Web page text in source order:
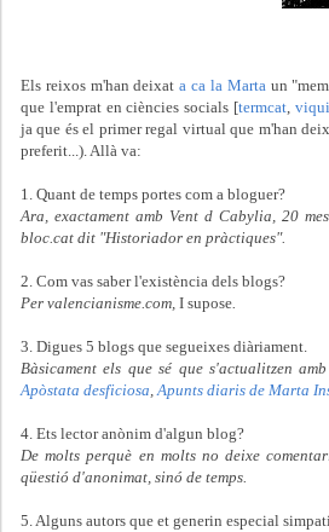
Els reixos m'han deixata ca la Martaun
que l'emprat en ciències socials [termcat,
ja que és el primer regal virtual que m'han
preferit...). Allà va:
1. Quant de temps portes com a bloguer?
Ara, exactament amb Vent d Cabylia, 20
bloc.cat dit "Historiador en pràctiques".
2. Com vas saber l'existència dels blogs?
Per valencianisme.com, I supose.
3. Digues 5 blogs que segueixes diàriament.
Bàsicament els que sé que s'actualitzen
Apòstata desficiosa,Apunts diaris de Marta
4. Ets lector anònim d'algun blog?
De molts perquè en molts no deixe
qüestió d'anonimat, sinó de temps.
5. Alguns autors que et generin especial